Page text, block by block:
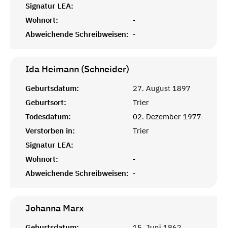
Signatur LEA:
Wohnort:
-
Abweichende Schreibweisen: -
Ida Heimann (Schneider)
Geburtsdatum:
27. August 1897
Geburtsort:
Trier
Todesdatum:
02. Dezember 1977
Verstorben in:
Trier
Signatur LEA:
Wohnort:
-
Abweichende Schreibweisen: -
Johanna Marx